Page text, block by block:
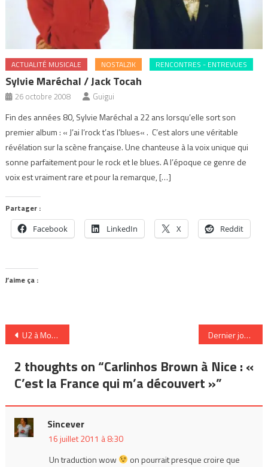
ACTUALITÉ MUSICALE NOSTALZIK RENCONTRES - ENTREVUES
Sylvie Maréchal / Jack Tocah
26 octobre 2008 Guigui
Fin des années 80, Sylvie Maréchal a 22 ans lorsqu’elle sort son
premier album : « J’ai l’rock t’as l’blues« . C’est alors une véritable
révélation sur la scène française. Une chanteuse à la voix unique qui
sonne parfaitement pour le rock et le blues. A l’époque ce genre de
voix est vraiment rare et pour la remarque, […]
Partager :
Facebook LinkedIn X Reddit
J’aime ça :
Navigation
de
l’article
U2 à Montréal: un show à oublier (quand on se retrouve seule) Dernier jour pour télécharger la compilation gratuite Audiogram
2 thoughts on “Carlinhos Brown à Nice : «
C’est la France qui m’a découvert »”
Sincever
16 juillet 2011 à 8:30
Un traduction wow
on pourrait presque croire que